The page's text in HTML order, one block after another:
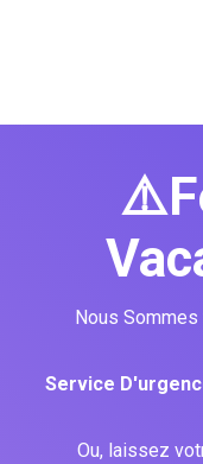
Nous
Service
Ou, laissez